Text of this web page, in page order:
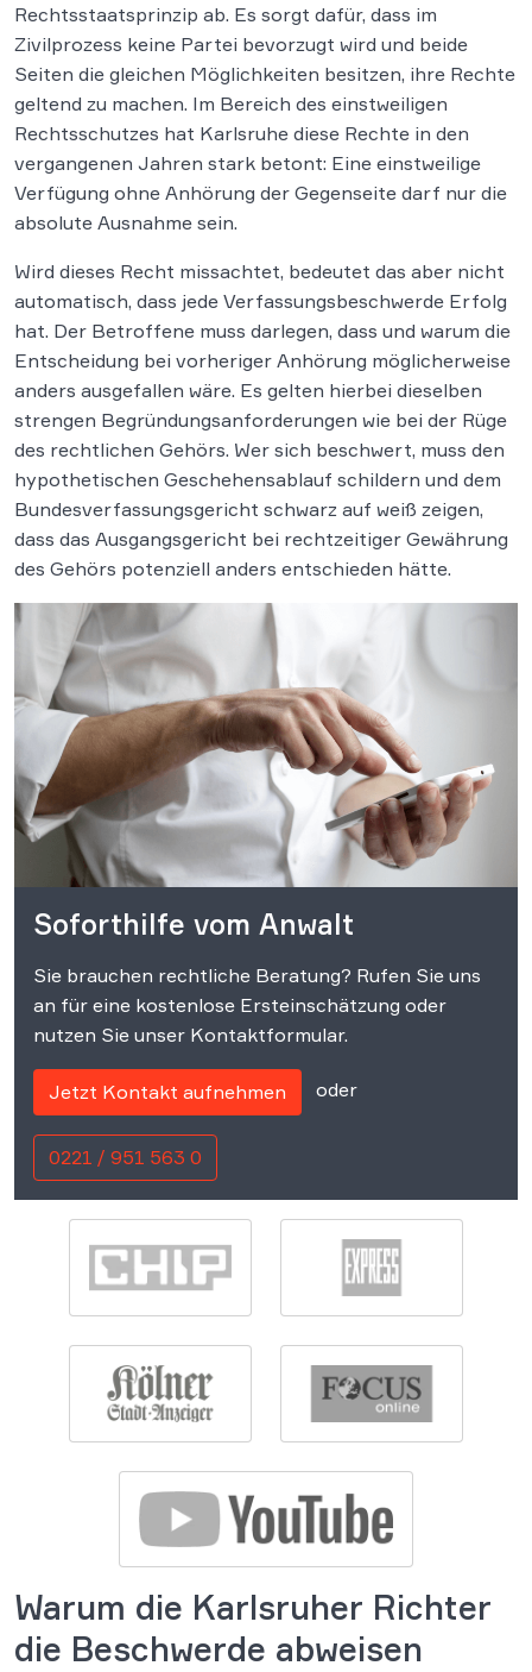
Rechtsstaatsprinzip ab. Es sorgt dafür, dass im
Zivilprozess keine Partei bevorzugt wird und beide
Seiten die gleichen Möglichkeiten besitzen, ihre Rechte
geltend zu machen. Im Bereich des einstweiligen
Rechtsschutzes hat Karlsruhe diese Rechte in den
vergangenen Jahren stark betont: Eine einstweilige
Verfügung ohne Anhörung der Gegenseite darf nur die
absolute Ausnahme sein.
Wird dieses Recht missachtet, bedeutet das aber nicht
automatisch, dass jede Verfassungsbeschwerde Erfolg
hat. Der Betroffene muss darlegen, dass und warum die
Entscheidung bei vorheriger Anhörung möglicherweise
anders ausgefallen wäre. Es gelten hierbei dieselben
strengen Begründungsanforderungen wie bei der Rüge
des rechtlichen Gehörs. Wer sich beschwert, muss den
hypothetischen Geschehensablauf schildern und dem
Bundesverfassungsgericht schwarz auf weiß zeigen,
dass das Ausgangsgericht bei rechtzeitiger Gewährung
des Gehörs potenziell anders entschieden hätte.
Soforthilfe vom Anwalt
Sie brauchen rechtliche Beratung? Rufen Sie uns
an für eine kostenlose Ersteinschätzung oder
nutzen Sie unser Kontaktformular.
Jetzt Kontakt aufnehmen oder
0221 / 951 563 0
Warum die Karlsruher Richter
die Beschwerde abweisen